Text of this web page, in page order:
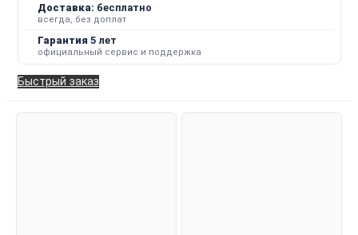
Доставка: бесплатно
всегда, без доплат
Гарантия 5 лет
официальный сервис и поддержка
Быстрый заказ